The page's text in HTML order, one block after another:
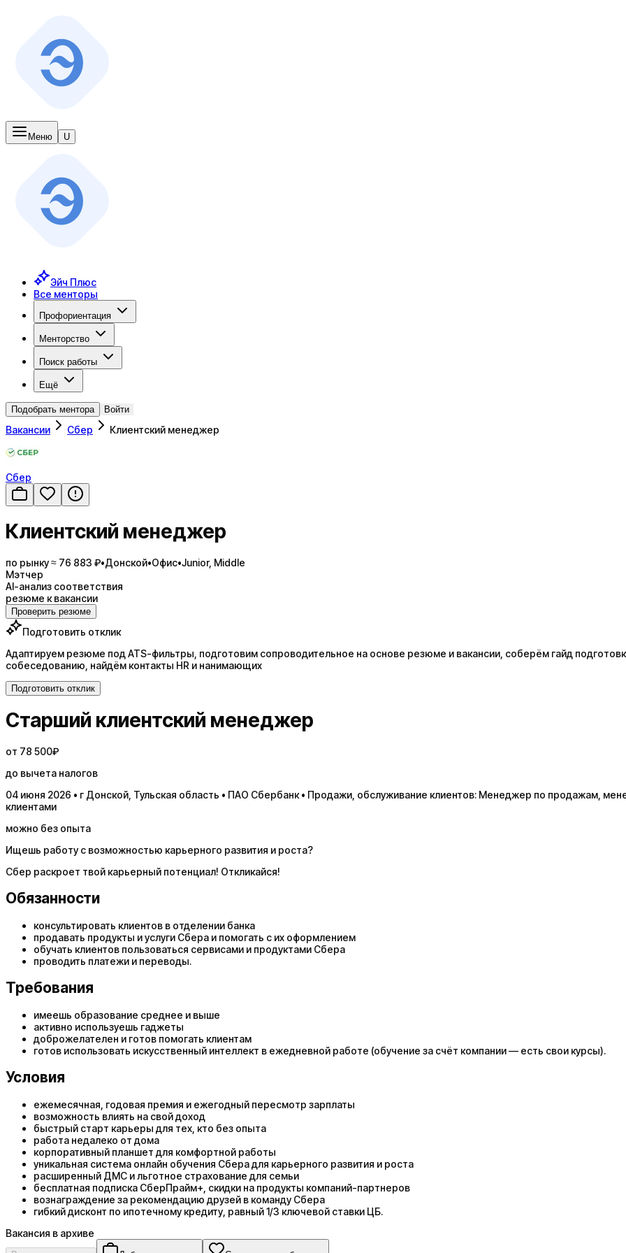
Меню U
Эйч Плюс
Все менторы
Профориентация
Менторство
Поиск работы
Ещё
Подобрать ментора Войти
Вакансии Сбер Клиентский менеджер
Сбер
Клиентский менеджер
по рынку ≈ 76 883 ₽•Донской•Офис•Junior, Middle
Мэтчер
AI-анализ соответствия
резюме к вакансии
Проверить резюме
Подготовить отклик
Адаптируем резюме под ATS-фильтры, подготовим сопроводительное на основе резюме и вакансии, соберём гайд
собеседованию, найдём контакты HR и нанимающих
Подготовить отклик
Старший клиентский менеджер
от 78 500₽
до вычета налогов
04 июня 2026 • г Донской, Тульская область • ПАО Сбербанк • Продажи, обслуживание клиентов: Менеджер по продажам,
клиентами
можно без опыта
Ищешь работу с возможностью карьерного развития и роста?
Сбер раскроет твой карьерный потенциал! Откликайся!
Обязанности
консультировать клиентов в отделении банка
продавать продукты и услуги Сбера и помогать с их оформлением
обучать клиентов пользоваться сервисами и продуктами Сбера
проводить платежи и переводы.
Требования
имеешь образование среднее и выше
активно используешь гаджеты
доброжелателен и готов помогать клиентам
готов использовать искусственный интеллект в ежедневной работе (обучение за счёт компании — есть свои курсы).
Условия
ежемесячная, годовая премия и ежегодный пересмотр зарплаты
возможность влиять на свой доход
быстрый старт карьеры для тех, кто без опыта
работа недалеко от дома
корпоративный планшет для комфортной работы
уникальная система онлайн обучения Сбера для карьерного развития и роста
расширенный ДМС и льготное страхование для семьи
бесплатная подписка СберПрайм+, скидки на продукты компаний-партнеров
вознаграждение за рекомендацию друзей в команду Сбера
гибкий дисконт по ипотечному кредиту, равный 1/3 ключевой ставки ЦБ.
Вакансия в архиве